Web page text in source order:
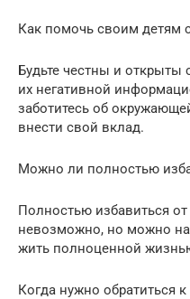
Как помочь своим детям
Будьте честны и открыты
их негативной
заботитесь об
внести свой вклад.
Можно ли полностью
Полностью избавиться от
невозможно, но можно
жить полноценной
Когда нужно обратиться